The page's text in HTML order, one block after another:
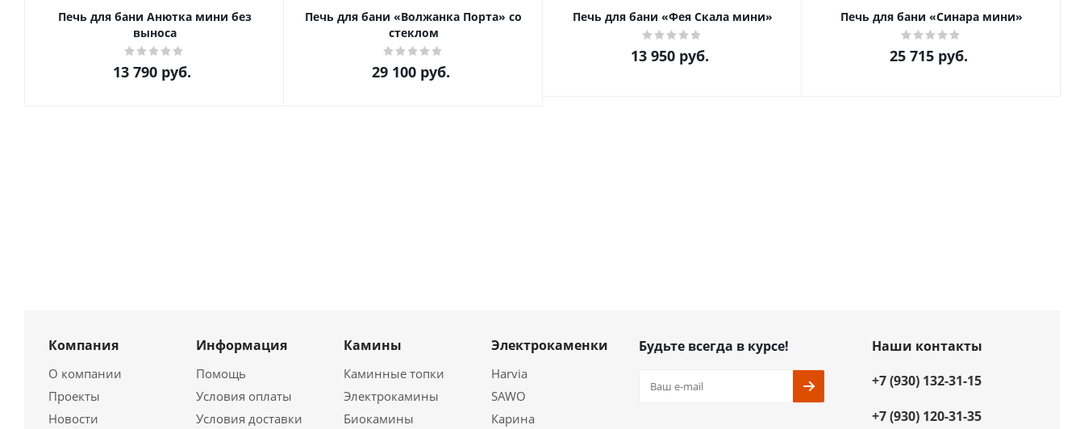
Печь для бани Анютка мини без
выноса
13 790руб.
Печь для бани «Волжанка Порта» со
стеклом
29 100руб.
Печь для бани «Фея Скала мини»
13 950руб.
Печь для бани «Синара мини»
25 715руб.
Компания
О компании
Проекты
Новости
Информация
Помощь
Условия оплаты
Условия доставки
Камины
Каминные топки
Электрокамины
Биокамины
Электрокаменки
Harvia
SAWO
Карина
Будьте всегда в курсе!
Наши контакты
+7 (930) 132-31-15
+7 (930) 120-31-35